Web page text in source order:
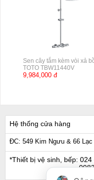
Sen cây tắm kèm vòi xả
TOTO TBW11440V
9,984,000 đ
Hệ thống cửa hàng
ĐC: 549 Kim Ngưu & 66 Lạc
*Thiết bị vệ sinh, bếp: 024